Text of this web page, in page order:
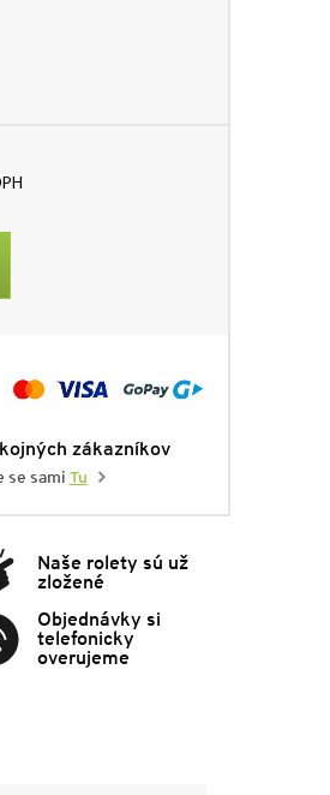
zákazníkov
se sami Tu
Naše rolety sú už
zložené
Objednávky si
telefonicky
overujeme